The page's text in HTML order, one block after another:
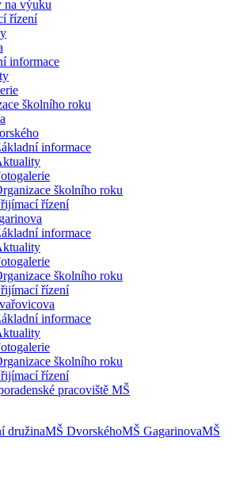
na výuku
řízení
informace
školního roku
informace
školního roku
řízení
informace
školního roku
řízení
informace
školního roku
řízení
pracoviště MŠ
družinaMŠ DvorskéhoMŠ GagarinovaMŠ